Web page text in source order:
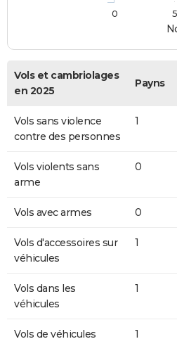
0
5
Vols et cambriolages
en 2025
Payns
Vols sans violence
contre des personnes
1
Vols violents sans
arme
0
Vols avec armes 0
Vols d'accessoires sur
véhicules
1
Vols dans les
véhicules
1
Vols de véhicules 1